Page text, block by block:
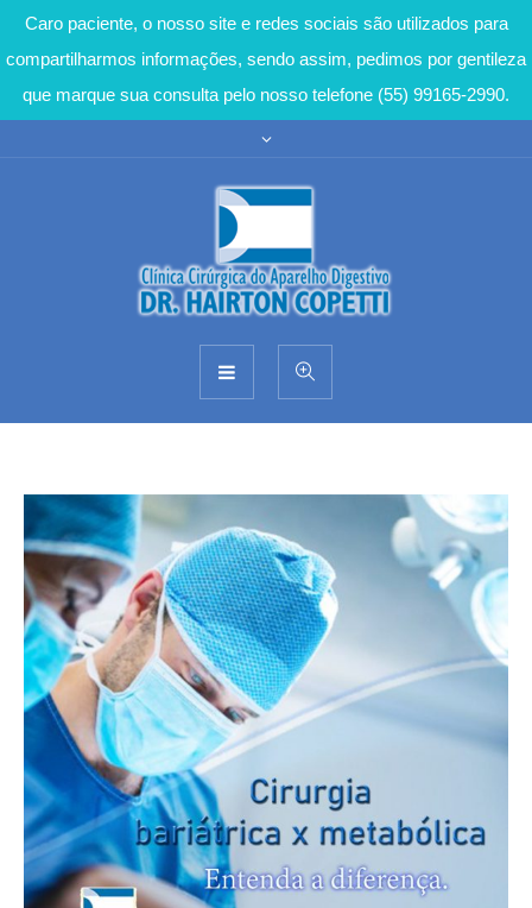
Caro paciente, o nosso site e redes sociais são utilizados para
compartilharmos informações, sendo assim, pedimos por gentileza
que marque sua consulta pelo nosso telefone (55) 99165-2990.